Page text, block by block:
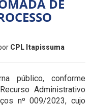
DE
CPL Itapissuma
público, conforme
Administrativo
nº 009/2023, cujo